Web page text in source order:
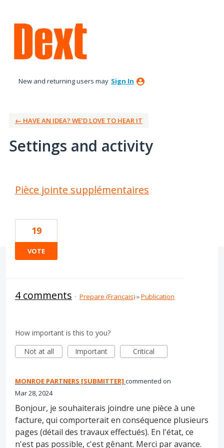
New and returning users may Sign In
← HAVE AN IDEA? WE’D LOVE TO HEAR IT
Settings and activity
Pièce jointe supplémentaires
19
VOTE
4 comments · Prepare (Français)»Publication
How important is this to you?
Not at all
Important Critical
MONROE PARTNERS [SUBMITTER] commented
Mar 28, 2024
Bonjour, je souhaiterais joindre une pièce à une
facture, qui comporterait en conséquence plusieurs
pages (détail des travaux effectués). En l'état, ce
n'est pas possible, c'est gênant. Merci par avance.